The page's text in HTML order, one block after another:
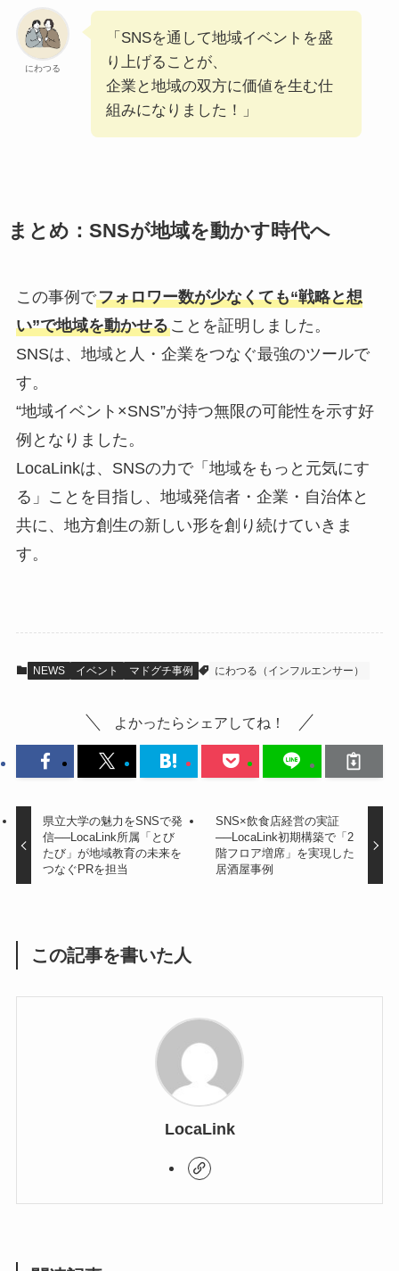
にわつる
「SNSを通して地域イベントを盛
り上げることが、
企業と地域の双方に価値を生む仕
組みになりました！」
まとめ：SNSが地域を動かす時代へ
この事例でフォロワー数が少なくても“戦略と想
い”で地域を動かせることを証明しました。
SNSは、地域と人・企業をつなぐ最強のツールで
す。
“地域イベント×SNS”が持つ無限の可能性を示す好
例となりました。
LocaLinkは、SNSの力で「地域をもっと元気にす
る」ことを目指し、地域発信者・企業・自治体と
共に、地方創生の新しい形を創り続けていきま
す。
NEWS イベント マドグチ事例 にわつる（インフルエンサー）
よかったらシェアしてね！
県立大学の魅力をSNSで発
信──LocaLink所属「とび
たび」が地域教育の未来を
つなぐPRを担当
SNS×飲食店経営の実証
──LocaLink初期構築で「2
階フロア増席」を実現した
居酒屋事例
この記事を書いた人
LocaLink